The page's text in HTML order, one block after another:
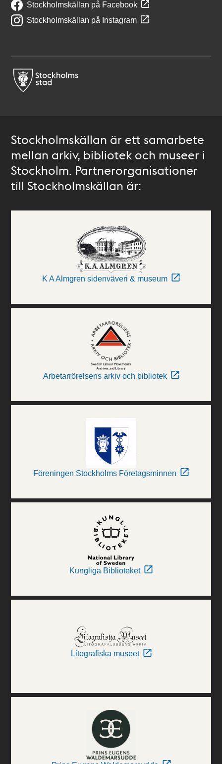
Stockholmskällan på Facebook
Stockholmskällan på Instagram
Stockholmskällan är ett samarbete
mellan arkiv, bibliotek och museer i
Stockholm. Partnerorganisationer
till Stockholmskällan är:
K A Almgren sidenväveri & museum
Arbetarrörelsens arkiv och bibliotek
Föreningen Stockholms Företagsminnen
Kungliga Biblioteket
Litografiska museet